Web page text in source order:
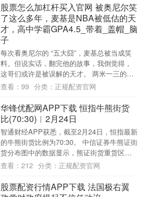
股票怎么加杠杆买入官网 被奥尼尔笑
了这么多年，麦基是NBA被低估的天
才，高中学霸GPA4.5_带着_盖帽_脑
子
每次看奥尼尔的 “五大囧”，麦基总被当成笑
料。但说实话，翻完他的故事，我倒觉得，
这哥们或许是被误解的天才。 两米一三的身
高，臂展却有两米二九，站在篮下跟座小山
查看： 99 分类： 正规配资官网
华锋优配网APP下载 恒指牛熊街货
比(70:30)︱2月24日
智通财经APP获悉，截至2月24日，恒指最新
的牛熊街货比例为70:30。 中信证券牛熊证街
货分布图中的数据显示，熊证街货重货区在
27400-27499区间，该区....
查看： 212 分类： 正规配资官网
股票配资行情APP下载 法国极右翼